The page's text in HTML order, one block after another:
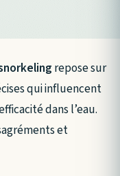
repose sur
qui influencent
dans l’eau.
et